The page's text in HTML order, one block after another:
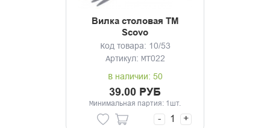
Вилка столовая ТМ
Scovo
Код товара: 10/53
Артикул: МТ022
В наличии: 50
39.00 РУБ
Минимальная партия: 1шт.
- +